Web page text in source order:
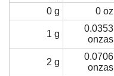
0 g
0 oz
1 g
0.0353
onzas
2 g
0.0706
onzas